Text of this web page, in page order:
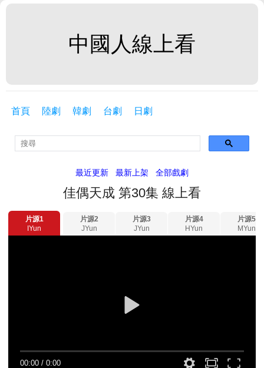
中國人線上看
首頁 陸劇 韓劇 台劇 日劇
最近更新 最新上架 全部戲劇
佳偶天成 第30集 線上看
片源1
IYun
片源2
JYun
片源3
JYun
片源4
HYun
片源5
MYun
00:00 /0:00